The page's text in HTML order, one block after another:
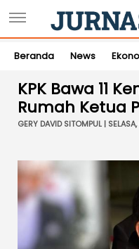
Beranda News
KPK Bawa 11
Rumah Ketua
GERY DAVID SITOMPUL |